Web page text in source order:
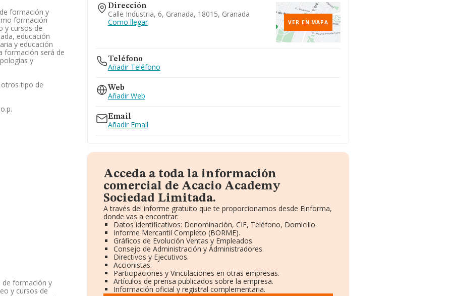
formación y
formación
y cursos de
educación
y educación
formación será de
y
otros tipo de
de formación y
y cursos de
Dirección
Calle Industria, 6, Granada, 18015, Granada
Como llegar
VER EN MAPA
Teléfono
Añadir Teléfono
Web
Añadir Web
Email
Añadir Email
Acceda a toda la información
comercial de Acacio Academy
Sociedad Limitada.
A través del informe gratuito que te proporcionamos desde Einforma,
donde vas a encontrar:
Datos identificativos: Denominación, CIF, Teléfono, Domicilio.
Informe Mercantil Completo (BORME).
Gráficos de Evolución Ventas y Empleados.
Consejo de Administración y Administradores.
Directivos y Ejecutivos.
Accionistas.
Participaciones y Vinculaciones en otras empresas.
Artículos de prensa publicados sobre la empresa.
Información oficial y registral complementaria.